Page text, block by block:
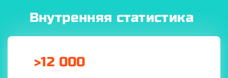
Внутренняя статистика
>12 000